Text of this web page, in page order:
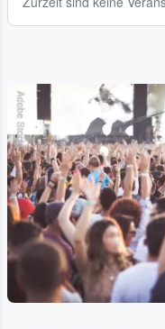
Adobe Stock